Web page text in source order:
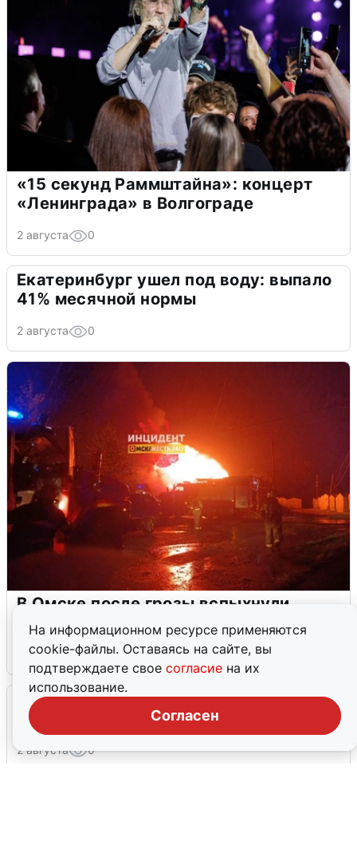
На информационном ресурсе применяются
cookie-файлы. Оставаясь на сайте, вы
подтверждаете свое согласие на их
использование.
Согласен
«15 секунд Раммштайна»: концерт
«Ленинграда» в Волгограде
2 августа 0
Екатеринбург ушел под воду: выпало
41% месячной нормы
2 августа 0
В Омске после грозы вспыхнули
дома: видео последствий
2 августа 0
Очевидцы сообщили о черном дыме в
Новосемейкино
2 августа 0